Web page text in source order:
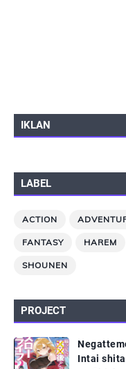
IKLAN
LABEL
ACTION
FANTASY HAREM
SHOUNEN
PROJECT
Intai shita